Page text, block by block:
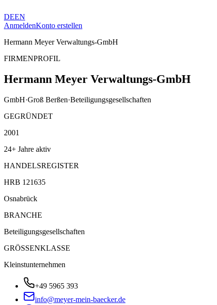
DEEN
AnmeldenKonto erstellen
Hermann Meyer Verwaltungs-GmbH
FIRMENPROFIL
Hermann Meyer Verwaltungs-GmbH
GmbH·Groß Berßen·Beteiligungsgesellschaften
GEGRÜNDET
2001
24+ Jahre aktiv
HANDELSREGISTER
HRB 121635
Osnabrück
BRANCHE
Beteiligungsgesellschaften
GRÖSSENKLASSE
Kleinstunternehmen
+49 5965 393
info@meyer-mein-baecker.de